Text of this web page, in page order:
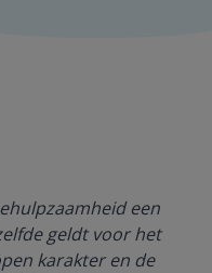
een
geldt voor het
karakter en de